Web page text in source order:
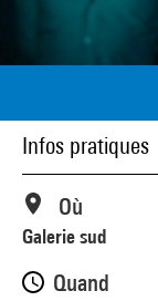
Infos pratiques
Où
Galerie sud
Quand